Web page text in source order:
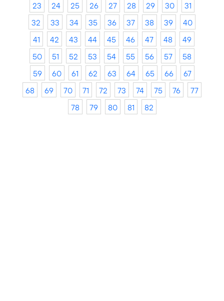
23
24 25 26 27 28 29 30
31
32
33 34 35 36 37 38 39
40
41
42 43 44 45 46 47 48
49
50
51 52 53 54 55 56 57
58
59
60 61 62 63 64 65 66
67
68
69 70 71 72 73 74 75 76
77
78
79 80 81 82